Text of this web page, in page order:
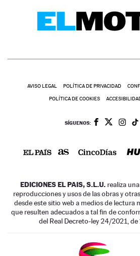
AVISO LEGAL POLÍTICA DE PRIVACIDAD
POLÍTICA DE COOKIES
SÍGUENOS:
EDICIONES EL PAIS, S.L.U. realiza
reproducciones y usos de las obras y
desde este sitio web a medios de lectura
que resulten adecuados a tal fin de
del Real Decreto-ley 24/2021, de